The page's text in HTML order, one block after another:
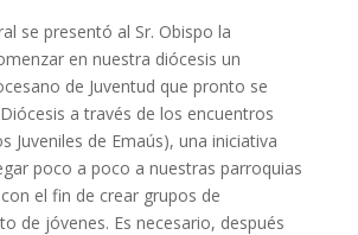
se presentó al Sr. Obispo la
en nuestra diócesis un
de Juventud que pronto se
a través de los encuentros
Juveniles de Emaús), una iniciativa
poco a poco a nuestras parroquias
el fin de crear grupos de
de jóvenes. Es necesario, después